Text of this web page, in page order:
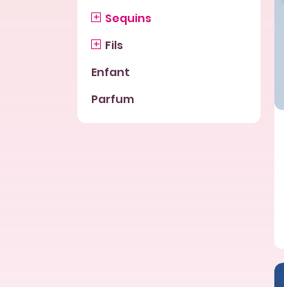
Sequins
Fils
Enfant
Parfum